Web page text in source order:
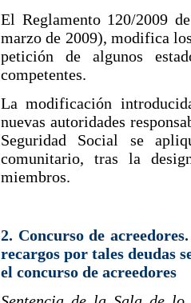
El Reglamento 120/2009
marzo de 2009), modifica
petición de algunos
competentes.
La modificación
nuevas autoridades
Seguridad Social se
comunitario, tras la
miembros.
2. Concurso de
recargos por tales deudas
el concurso de acreedores